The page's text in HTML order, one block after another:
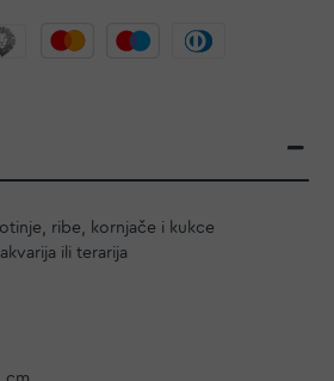
ribe, kornjače i kukce
ili terarija